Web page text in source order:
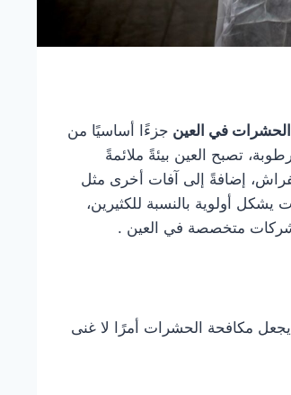
في العين جزءًا أساسيًا من
تصبح العين بيئةً ملائمةً
إضافةً إلى آفات أخرى مثل
يشكل أولوية بالنسبة للكثيرين،
شركات متخصصة في العين .
مكافحة الحشرات أمرًا لا غنى